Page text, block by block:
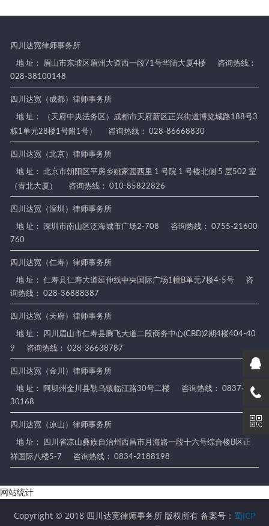
四川达宽律师事务所
地 址： 眉山市东坡区眉州大道西一段71号华陆大厦4楼
咨询热线：
028-38100148
四川达宽（成都）律师事务所
地 址： （天府中央法务区）成都市天府新区正兴街道博览城路188号3
栋1单元28楼1号附1号）
咨询热线： 028-86668830
四川达宽（北京）律师事务所
地 址： 北京市朝阳区平房乡姚家园西里 1 号院 1 号楼北侧 5 层502 室
（青北大厦）
咨询热线： 010-85822826
四川达宽（深圳）律师事务所
地 址： 深圳市南山区泛海城市广场2-708
咨询热线： 0755-21600
760
四川达宽（仁寿）律师事务所
地 址： 仁寿县仁寿大道延伸线中央国际广场1幢B单元7楼4-5号
咨
询热线： 028-36888387
四川达宽（天府）律师事务所
地 址： 四川眉山市仁寿县腾飞大道二段商务中心(CBD)2期4楼404-40
9
咨询热线： 028-36638787
四川达宽（金川）律师事务所
地 址： 阿坝州金川县勒乌镇临江路30号二楼
咨询热线： 0837-88
30168
四川达宽（凉山）律师事务所
地 址： 四川省凉山彝族自治州西昌市月海路一段十六号综合楼B区正
祥国际八楼5-7
咨询热线： 0834-2188198
网站统计
Copyright © 2018 四川达宽律师事务所 版权所有 备案号： 蜀ICP